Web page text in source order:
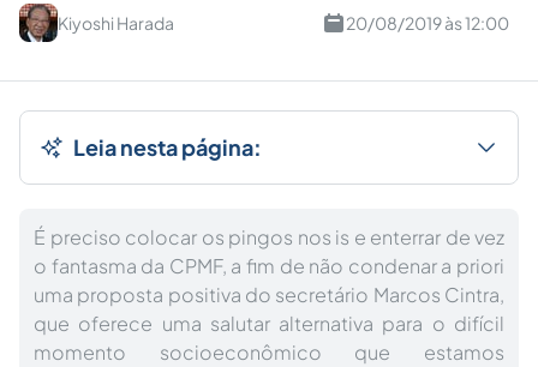
Kiyoshi Harada 20/08/2019 às 12:00
Leia nesta página:
É preciso colocar os pingos nos is e enterrar de vez
o fantasma da CPMF, a fim de não condenar a priori
uma proposta positiva do secretário Marcos Cintra,
que oferece uma salutar alternativa para o difícil
momento socioeconômico que estamos